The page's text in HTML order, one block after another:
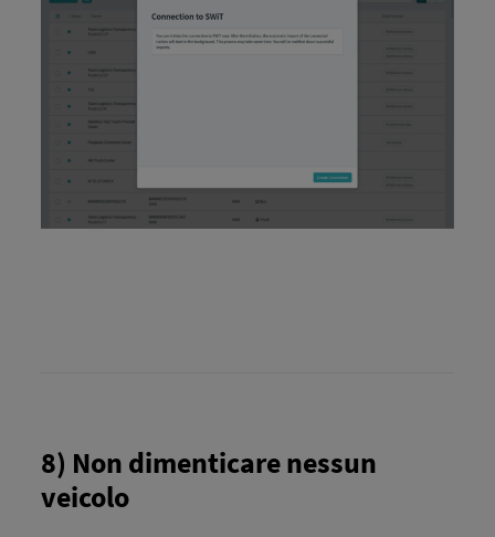
8) Non dimenticare nessun
veicolo